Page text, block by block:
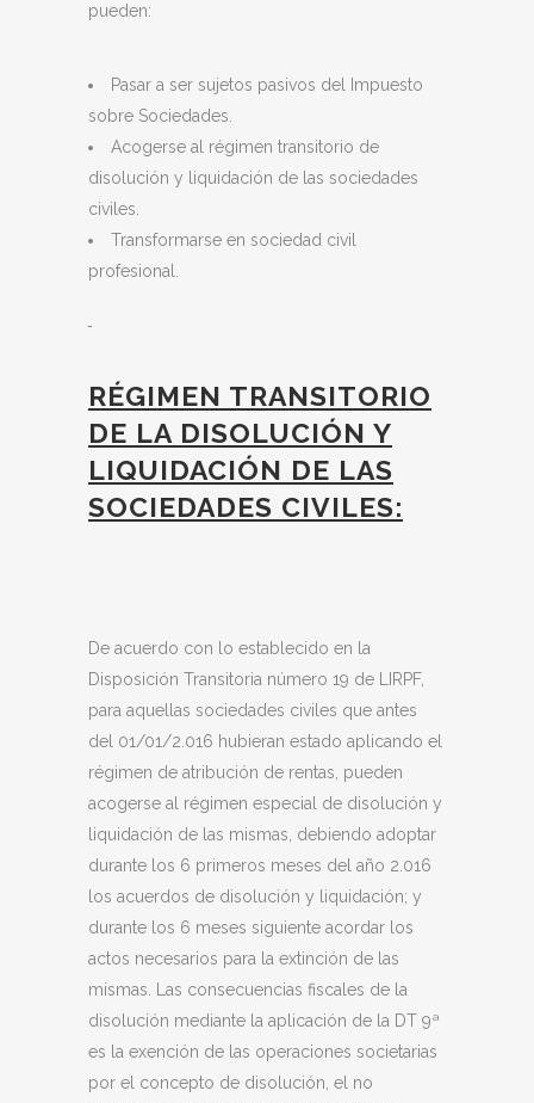
pueden:
Pasar a ser sujetos pasivos del Impuesto
sobre Sociedades.
Acogerse al régimen transitorio de
disolución y liquidación de las sociedades
civiles.
Transformarse en sociedad civil
profesional.
RÉGIMEN TRANSITORIO
DE LA DISOLUCIÓN Y
LIQUIDACIÓN DE LAS
SOCIEDADES CIVILES:
De acuerdo con lo establecido en la
Disposición Transitoria número 19 de LIRPF,
para aquellas sociedades civiles que antes
del 01/01/2.016 hubieran estado aplicando el
régimen de atribución de rentas, pueden
acogerse al régimen especial de disolución y
liquidación de las mismas, debiendo adoptar
durante los 6 primeros meses del año 2.016
los acuerdos de disolución y liquidación; y
durante los 6 meses siguiente acordar los
actos necesarios para la extinción de las
mismas. Las consecuencias fiscales de la
disolución mediante la aplicación de la DT 9ª
es la exención de las operaciones societarias
por el concepto de disolución, el no